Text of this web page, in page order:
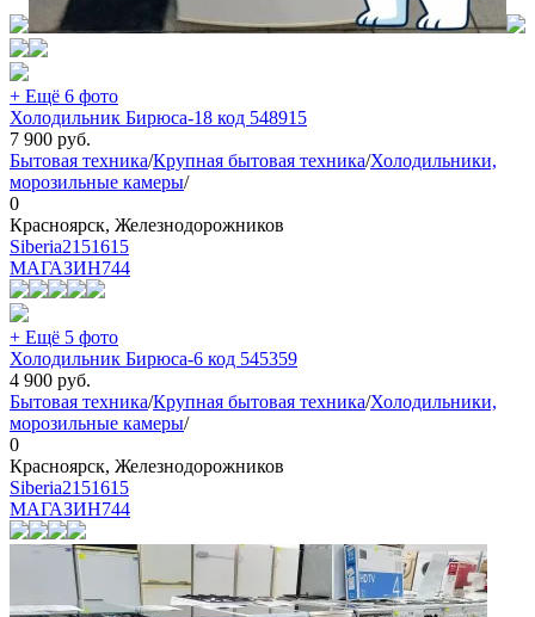
+ Ещё 6 фото
Холодильник Бирюса-18 код 548915
7 900 руб.
Бытовая техника/Крупная бытовая техника/Холодильники,
морозильные камеры/
0
Красноярск, Железнодорожников
Siberia2151615
МАГАЗИН744
+ Ещё 5 фото
Холодильник Бирюса-6 код 545359
4 900 руб.
Бытовая техника/Крупная бытовая техника/Холодильники,
морозильные камеры/
0
Красноярск, Железнодорожников
Siberia2151615
МАГАЗИН744